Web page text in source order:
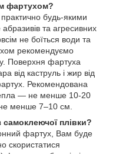
фартухом?
будь-якими
та агресивних
не боїться води та
рекомендуємо
Поверхня фартуха
від каструль і жир від
Рекомендована
— не менше 10-20
менше 7–10 см.
плівки?
фартух, Вам буде
скористатися